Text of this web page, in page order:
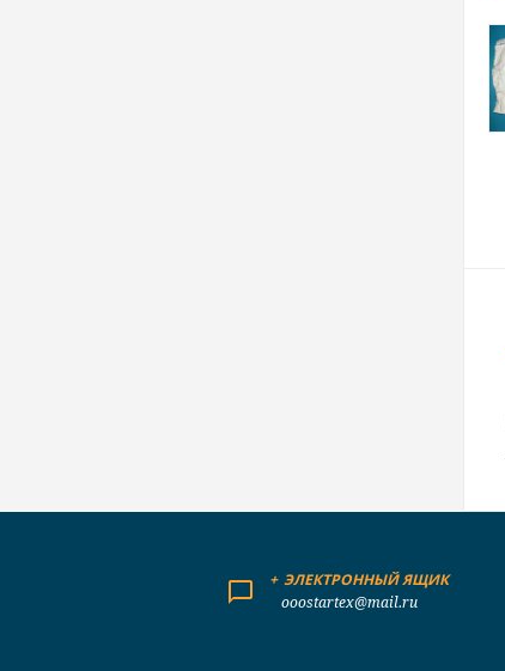
+ ЭЛЕКТРОННЫЙ ЯЩИК
ooostartex@mail.ru